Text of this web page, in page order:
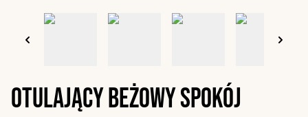
Otulający beżowy spokój